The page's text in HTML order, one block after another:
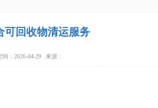
可回收物清运服务
间：2026-04-29 来源：